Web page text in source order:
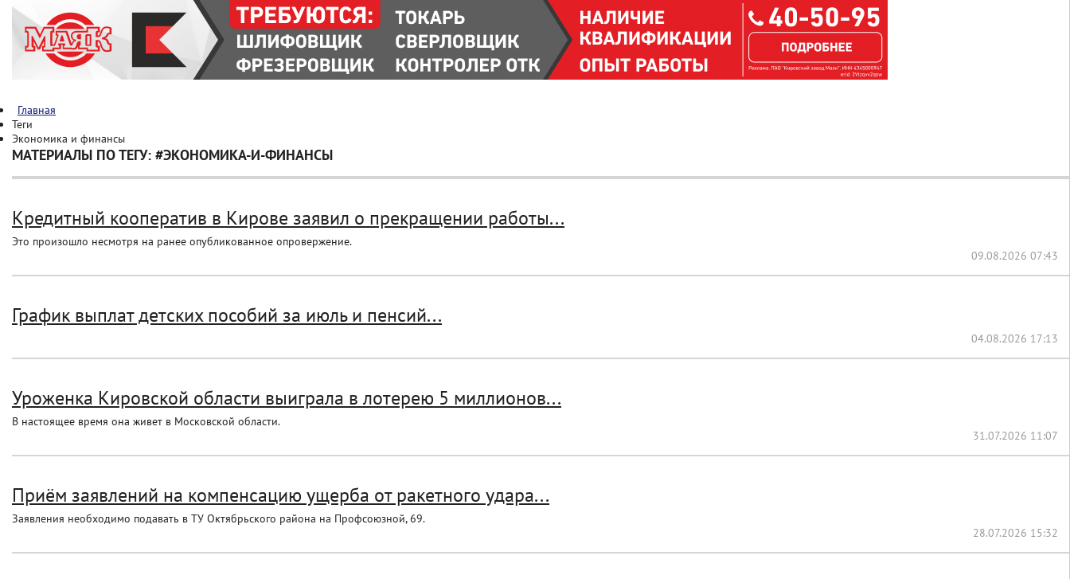
КРУЖКИ И СЕКЦИИ
ЗАВОДУ "МАЯК" 85 ЛЕТ
ЭКОЛОГИЯ
Главная
Теги
Экономика и финансы
МАТЕРИАЛЫ ПО ТЕГУ: #ЭКОНОМИКА-И-ФИНАНСЫ
Кредитный кооператив в Кирове заявил о прекращении работы...
Это произошло несмотря на ранее опубликованное опровержение.
09.08.2026 07:43
График выплат детских пособий за июль и пенсий...
04.08.2026 17:13
Уроженка Кировской области выиграла в лотерею 5 миллионов...
В настоящее время она живет в Московской области.
31.07.2026 11:07
Приём заявлений на компенсацию ущерба от ракетного удара...
Заявления необходимо подавать в ТУ Октябрьского района на Профсоюзной, 69.
28.07.2026 15:32